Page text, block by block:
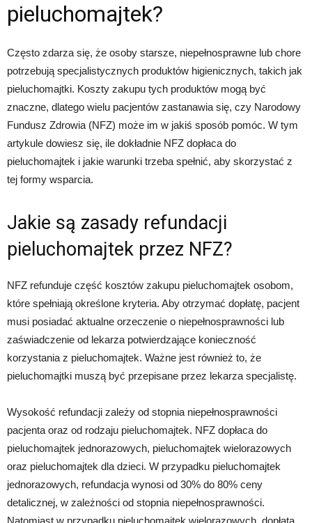
pieluchomajtek?
Często zdarza się, że osoby starsze, niepełnosprawne lub chore
potrzebują specjalistycznych produktów higienicznych, takich jak
pieluchomajtki. Koszty zakupu tych produktów mogą być
znaczne, dlatego wielu pacjentów zastanawia się, czy Narodowy
Fundusz Zdrowia (NFZ) może im w jakiś sposób pomóc. W tym
artykule dowiesz się, ile dokładnie NFZ dopłaca do
pieluchomajtek i jakie warunki trzeba spełnić, aby skorzystać z
tej formy wsparcia.
Jakie są zasady refundacji
pieluchomajtek przez NFZ?
NFZ refunduje część kosztów zakupu pieluchomajtek osobom,
które spełniają określone kryteria. Aby otrzymać dopłatę, pacjent
musi posiadać aktualne orzeczenie o niepełnosprawności lub
zaświadczenie od lekarza potwierdzające konieczność
korzystania z pieluchomajtek. Ważne jest również to, że
pieluchomajtki muszą być przepisane przez lekarza specjalistę.
Wysokość refundacji zależy od stopnia niepełnosprawności
pacjenta oraz od rodzaju pieluchomajtek. NFZ dopłaca do
pieluchomajtek jednorazowych, pieluchomajtek wielorazowych
oraz pieluchomajtek dla dzieci. W przypadku pieluchomajtek
jednorazowych, refundacja wynosi od 30% do 80% ceny
detalicznej, w zależności od stopnia niepełnosprawności.
Natomiast w przypadku pieluchomajtek wielorazowych, dopłata